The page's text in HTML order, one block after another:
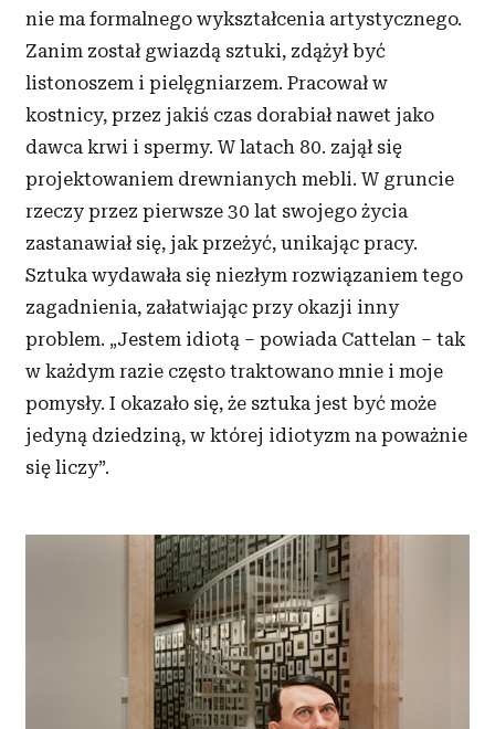
nie ma formalnego wykształcenia artystycznego.
Zanim został gwiazdą sztuki, zdążył być
listonoszem i pielęgniarzem. Pracował w
kostnicy, przez jakiś czas dorabiał nawet jako
dawca krwi i spermy. W latach 80. zajął się
projektowaniem drewnianych mebli. W gruncie
rzeczy przez pierwsze 30 lat swojego życia
zastanawiał się, jak przeżyć, unikając pracy.
Sztuka wydawała się niezłym rozwiązaniem tego
zagadnienia, załatwiając przy okazji inny
problem. „Jestem idiotą – powiada Cattelan – tak
w każdym razie często traktowano mnie i moje
pomysły. I okazało się, że sztuka jest być może
jedyną dziedziną, w której idiotyzm na poważnie
się liczy”.